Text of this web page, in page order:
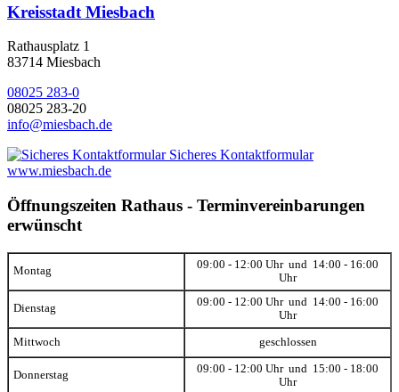
Kreisstadt Miesbach
Rathausplatz 1
83714 Miesbach
08025 283-0
08025 283-20
info@miesbach.de
Sicheres Kontaktformular
www.miesbach.de
Öffnungszeiten Rathaus - Terminvereinbarungen
erwünscht
Montag
09:00 - 12:00 Uhr und 14:00 - 16:00
Uhr
Dienstag
09:00 - 12:00 Uhr und 14:00 - 16:00
Uhr
Mittwoch geschlossen
Donnerstag
09:00 - 12:00 Uhr und 15:00 - 18:00
Uhr